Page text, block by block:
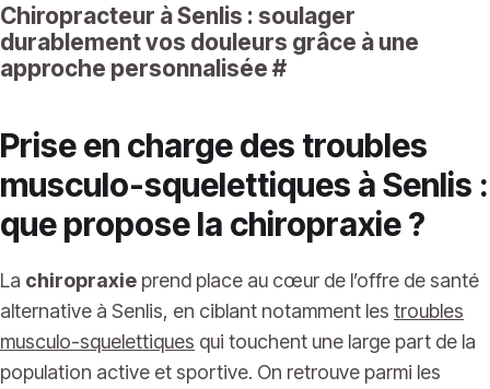
Chiropracteur à Senlis : soulager
durablement vos douleurs grâce à une
approche personnalisée #
Prise en charge des troubles
musculo-squelettiques à Senlis :
que propose la chiropraxie ?
La chiropraxie prend place au cœur de l’offre de santé
alternative à Senlis, en ciblant notamment les troubles
musculo-squelettiques qui touchent une large part de la
population active et sportive. On retrouve parmi les